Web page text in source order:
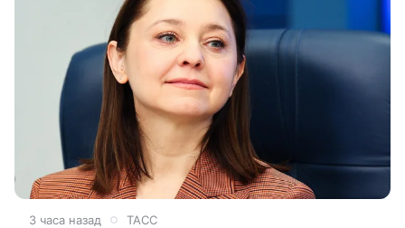
3 часа назад ТАСС